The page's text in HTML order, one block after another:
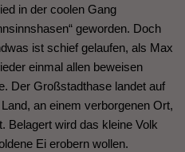
in der coolen Gang
geworden. Doch
ist schief gelaufen, als Max
einmal allen beweisen
Der Großstadthase landet auf
an einem verborgenen Ort,
Belagert wird das kleine Volk
Ei erobern wollen.